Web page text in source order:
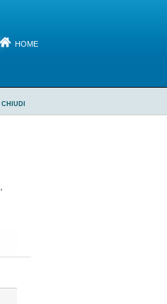
HOME
CHIUDI